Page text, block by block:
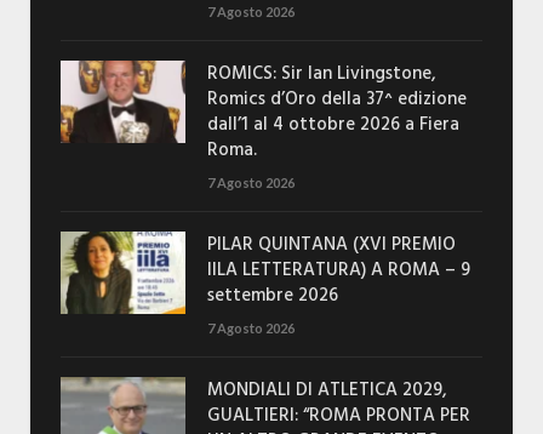
7 Agosto 2026
ROMICS: Sir Ian Livingstone,
Romics d’Oro della 37^ edizione
dall’1 al 4 ottobre 2026 a Fiera
Roma.
7 Agosto 2026
PILAR QUINTANA (XVI PREMIO
IILA LETTERATURA) A ROMA – 9
settembre 2026
7 Agosto 2026
MONDIALI DI ATLETICA 2029,
GUALTIERI: “ROMA PRONTA PER